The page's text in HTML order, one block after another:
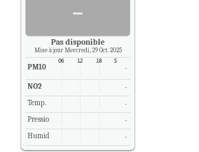
-
Pas disponible
Mise à jour Mercredi, 29 Oct. 2025
PM10 -
NO2 -
Temp. -
Pression -
Humidité -